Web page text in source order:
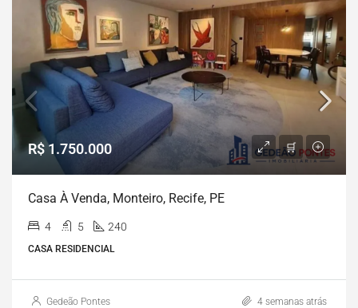
R$ 1.750.000
Casa À Venda, Monteiro, Recife, PE
4 5 240
CASA RESIDENCIAL
Gedeão Pontes 4 semanas atrás